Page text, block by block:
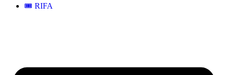
🎟️ RIFA